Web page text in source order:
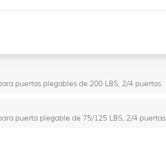
puertas plegables de 200 LBS, 2/4 puertas
puerta plegable de 75/125 LBS, 2/4 puertas